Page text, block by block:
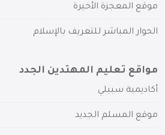
موقع المعجزة الأخيرة
الحوار المباشر للتعريف بالإسلام
مواقع تعليم المهتدين الجدد
أكاديمية سبيلي
موقع المسلم الجديد